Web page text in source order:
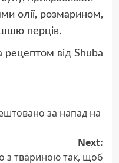
олії, розмарином,
перців.
рецептом від Shuba
за напад на
Next:
з твариною так, щоб